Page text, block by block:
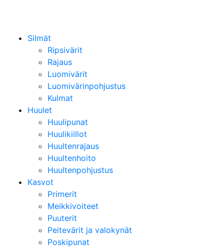
Silmät
Ripsivärit
Rajaus
Luomivärit
Luomivärinpohjustus
Kulmat
Huulet
Huulipunat
Huulikiillot
Huultenrajaus
Huultenhoito
Huultenpohjustus
Kasvot
Primerit
Meikkivoiteet
Puuterit
Peitevärit ja valokynät
Poskipunat